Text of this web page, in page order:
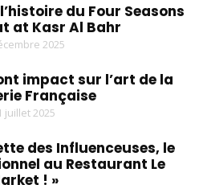
du Four Seasons
at Kasr Al Bahr
2025
impact sur l’art de la
Française
juillet 2025
des Influenceuses, le
au Restaurant Le
! »